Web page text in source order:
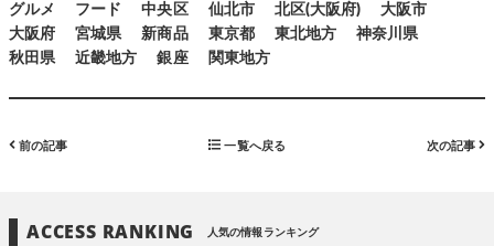
グルメ フード 中央区 仙北市 北区(大阪府)
大阪市
大阪府
宮城県 新商品 東京都 東北地方
神奈川県
秋田県
近畿地方 銀座 関東地方
前の記事 一覧へ戻る 次の記事
ACCESS RANKING 人気の情報ランキング